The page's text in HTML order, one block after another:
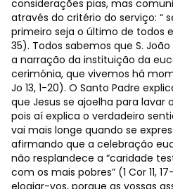
considerações pias, mas
através do critério do serviço: “
primeiro seja o último de todos
35). Todos sabemos que S.
a narração da instituição da
cerimónia, que vivemos há
Jo 13, 1-20). O Santo Padre
que Jesus se ajoelha para lavar
pois aí explica o verdadeiro
vai mais longe quando se
afirmando que a celebração
não resplandece a “caridade
com os mais pobres” (1 Cor 11,
elogiar-vos, porque as vossas